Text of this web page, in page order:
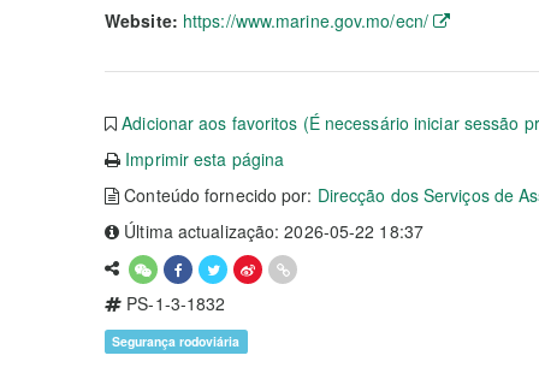
Website: https://www.marine.gov.mo/ecn/
Adicionar aos favoritos (É necessário iniciar sessão
Imprimir esta página
Conteúdo fornecido por: Direcção dos Serviços de
Última actualização: 2026-05-22 18:37
PS-1-3-1832
Segurança rodoviária